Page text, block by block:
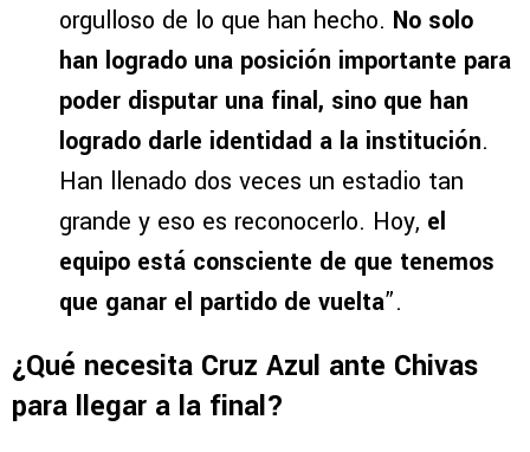
orgulloso de lo que han hecho. No solo
han logrado una posición importante para
poder disputar una final, sino que han
logrado darle identidad a la institución.
Han llenado dos veces un estadio tan
grande y eso es reconocerlo. Hoy, el
equipo está consciente de que tenemos
que ganar el partido de vuelta”.
¿Qué necesita Cruz Azul ante Chivas
para llegar a la final?